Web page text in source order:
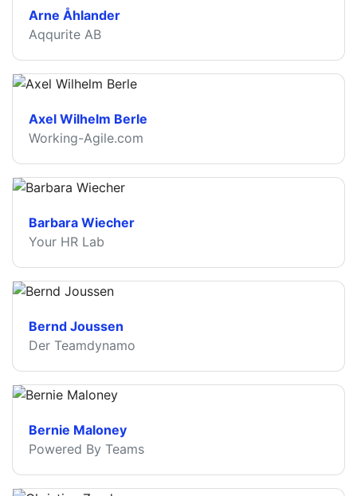
Arne Åhlander
Aqqurite AB
Axel Wilhelm Berle
Working-Agile.com
Barbara Wiecher
Your HR Lab
Bernd Joussen
Der Teamdynamo
Bernie Maloney
Powered By Teams